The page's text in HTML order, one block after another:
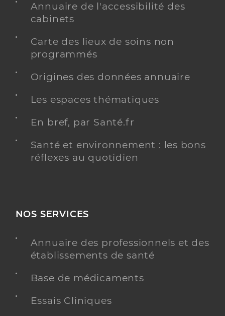
Annuaire de l'accessibilité des
cabinets
Carte des lieux de soins non
programmés
Origines des données annuaire
Les espaces thématiques
En bref, par Santé.fr
Santé et environnement : les bons
réflexes au quotidien
NOS SERVICES
Annuaire des professionnels et des
établissements de santé
Base de médicaments
Essais Cliniques